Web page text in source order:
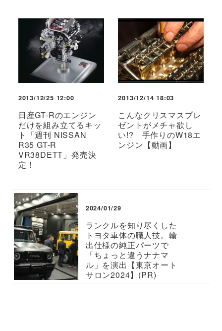
2013/12/25 12:00
日産GT-Rのエンジン
だけを組み立てるキッ
ト「週刊 NISSAN
R35 GT-R
VR38DETT」発売決
定！
2013/12/14 18:03
こんなクリスマスプレ
ゼントがメチャ欲し
い!? 手作りのW18エ
ンジン【動画】
2024/01/29
ランクルを知り尽くした
トヨタ車体の職人技。輸
出仕様の純正パーツで
「ちょっと違うナナマ
ル」を演出【東京オート
サロン2024】(PR)